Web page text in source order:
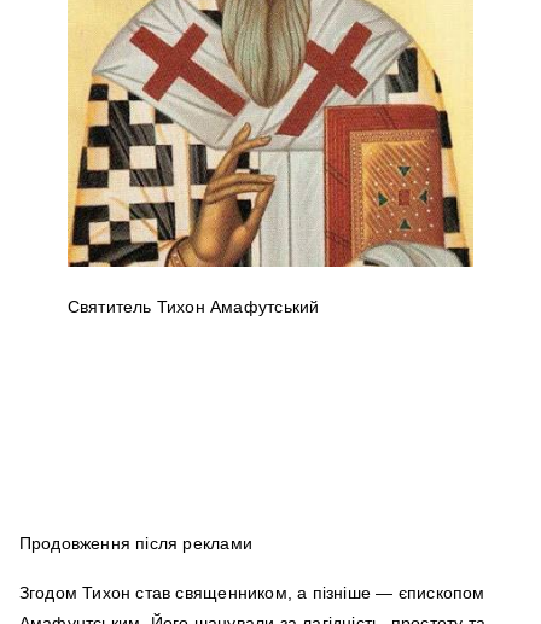
Святитель Тихон Амафутський
Продовження після реклами
Згодом Тихон став священником, а пізніше — єпископом